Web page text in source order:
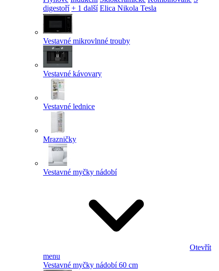
digestoří + 1 další Elica Nikola Tesla
Vestavné mikrovlnné trouby
Vestavné kávovary
Vestavné lednice
Mrazničky
Vestavné myčky nádobí
Otevřít
menu
Vestavné myčky nádobí 60 cm